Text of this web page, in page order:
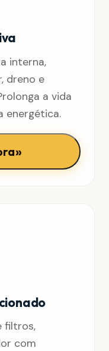
interna,
dreno e
a vida
energética.
»
filtros,
com